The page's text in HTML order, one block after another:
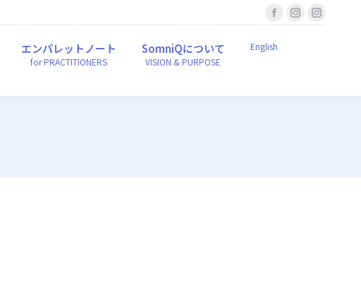
Facebook
page
new
Instagram
newnew
エンパレットノート
for PRACTITIONERS
SomniQについて
VISION & PURPOSE
English
エンパレットノート SomniQについて English